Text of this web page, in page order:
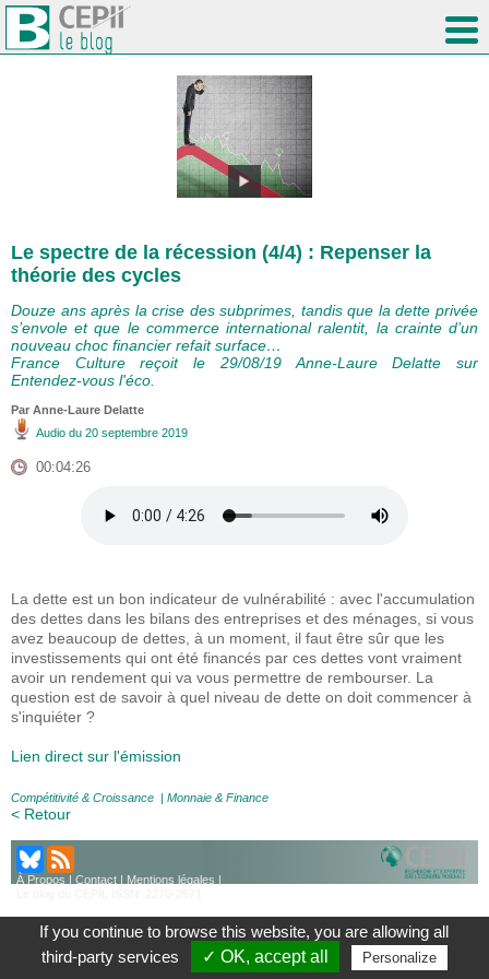
Le spectre de la récession (4/4) : Repenser la
théorie des cycles
Douze ans après la crise des subprimes, tandis que la dette privée
s’envole et que le commerce international ralentit, la crainte d’un
nouveau choc financier refait surface…
France Culture reçoit le 29/08/19 Anne-Laure Delatte sur
Entendez-vous l'éco.
Par Anne-Laure Delatte
Audio du 20 septembre 2019
00:04:26
La dette est un bon indicateur de vulnérabilité : avec l'accumulation
des dettes dans les bilans des entreprises et des ménages, si vous
avez beaucoup de dettes, à un moment, il faut être sûr que les
investissements qui ont été financés par ces dettes vont vraiment
avoir un rendement qui va vous permettre de rembourser. La
question est de savoir à quel niveau de dette on doit commencer à
s'inquiéter ?
Lien direct sur l'émission
Compétitivité & Croissance Monnaie & Finance
< Retour
À Propos Contact Mentions légales
If you continue to browse this website, you are allowing all
third-party services
✓ OK, accept all Personalize